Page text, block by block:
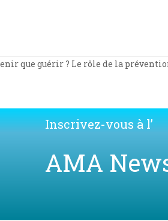
que guérir ? Le rôle de la
Inscrivez-vous à l’
AMA